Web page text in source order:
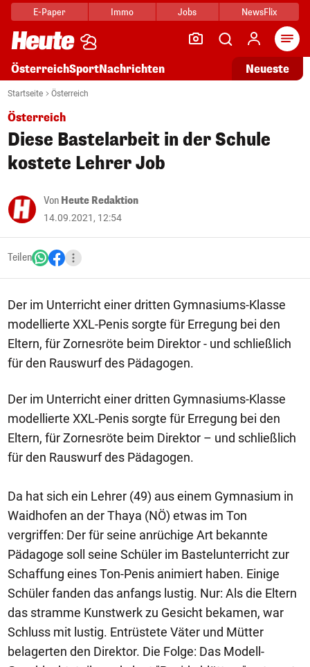
E-Paper Immo Jobs NewsFlix
ÖsterreichSportNachrichten Neueste
Startseite Österreich
Österreich
Diese Bastelarbeit in der Schule
kostete Lehrer Job
Von Heute Redaktion
14.09.2021, 12:54
Teilen
Der im Unterricht einer dritten Gymnasiums-Klasse
modellierte XXL-Penis sorgte für Erregung bei den
Eltern, für Zornesröte beim Direktor - und schließlich
für den Rauswurf des Pädagogen.
Der im Unterricht einer dritten Gymnasiums-Klasse
modellierte XXL-Penis sorgte für Erregung bei den
Eltern, für Zornesröte beim Direktor – und schließlich
für den Rauswurf des Pädagogen.
Da hat sich ein Lehrer (49) aus einem Gymnasium in
Waidhofen an der Thaya (NÖ) etwas im Ton
vergriffen: Der für seine anrüchige Art bekannte
Pädagoge soll seine Schüler im Bastelunterricht zur
Schaffung eines Ton-Penis animiert haben. Einige
Schüler fanden das anfangs lustig. Nur: Als die Eltern
das stramme Kunstwerk zu Gesicht bekamen, war
Schluss mit lustig. Entrüstete Väter und Mütter
belagerten den Direktor. Die Folge: Das Modell-